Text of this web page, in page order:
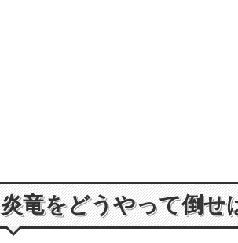
炎竜をどうやって倒せ